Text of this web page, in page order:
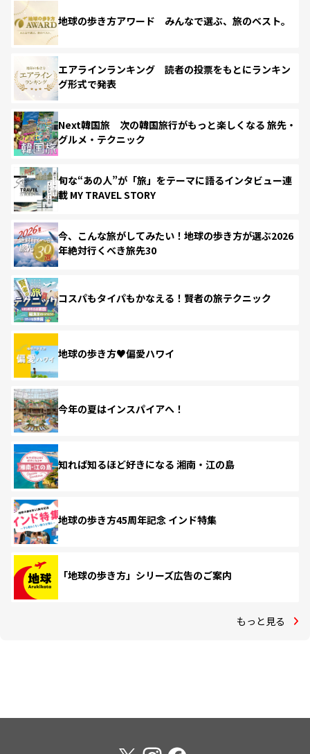
地球の歩き方アワード みんなで選ぶ、旅のベスト。
エアラインランキング 読者の投票をもとにランキン
グ形式で発表
Next韓国旅 次の韓国旅行がもっと楽しくなる 旅先・
グルメ・テクニック
旬な“あの人”が「旅」をテーマに語るインタビュー連
載 MY TRAVEL STORY
今、こんな旅がしてみたい！地球の歩き方が選ぶ2026
年絶対行くべき旅先30
コスパもタイパもかなえる！賢者の旅テクニック
地球の歩き方♥偏愛ハワイ
今年の夏はインスパイアへ！
知れば知るほど好きになる 湘南・江の島
地球の歩き方45周年記念 インド特集
「地球の歩き方」シリーズ広告のご案内
もっと見る